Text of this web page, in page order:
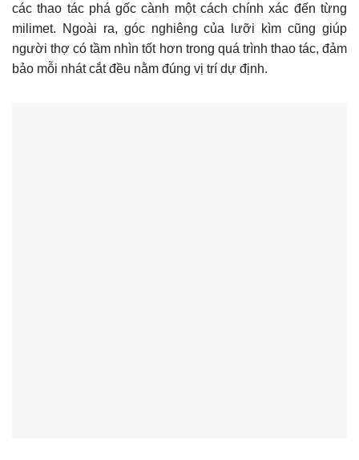
các thao tác phá gốc cành một cách chính xác đến từng
milimet. Ngoài ra, góc nghiêng của lưỡi kìm cũng giúp
người thợ có tầm nhìn tốt hơn trong quá trình thao tác, đảm
bảo mỗi nhát cắt đều nằm đúng vị trí dự định.